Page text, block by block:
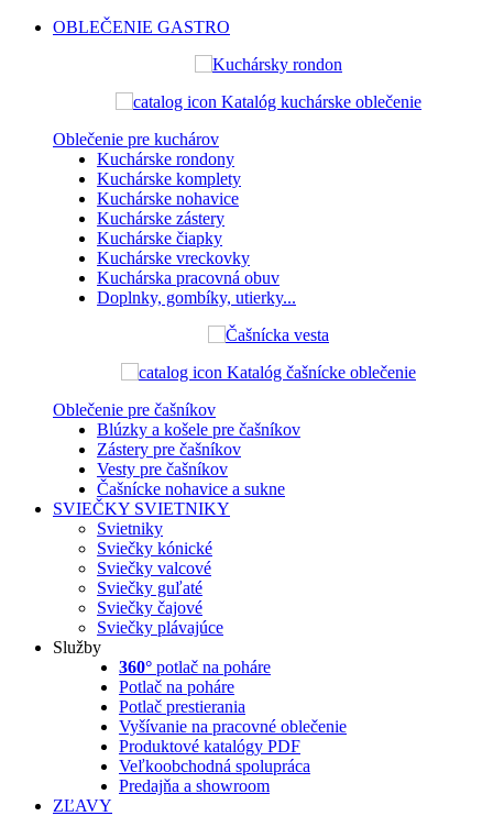
OBLEČENIE GASTRO
Katalóg kuchárske oblečenie
Oblečenie pre kuchárov
Kuchárske rondony
Kuchárske komplety
Kuchárske nohavice
Kuchárske zástery
Kuchárske čiapky
Kuchárske vreckovky
Kuchárska pracovná obuv
Doplnky, gombíky, utierky...
Katalóg čašnícke oblečenie
Oblečenie pre čašníkov
Blúzky a košele pre čašníkov
Zástery pre čašníkov
Vesty pre čašníkov
Čašnícke nohavice a sukne
SVIEČKY SVIETNIKY
Svietniky
Sviečky kónické
Sviečky valcové
Sviečky guľaté
Sviečky čajové
Sviečky plávajúce
Služby
360° potlač na poháre
Potlač na poháre
Potlač prestierania
Vyšívanie na pracovné oblečenie
Produktové katalógy PDF
Veľkoobchodná spolupráca
Predajňa a showroom
ZĽAVY